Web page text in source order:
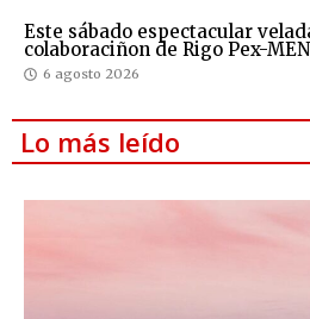
Este sábado espectacular
colaboraciñon de Rigo Pex-
6 agosto 2026
Lo más leído